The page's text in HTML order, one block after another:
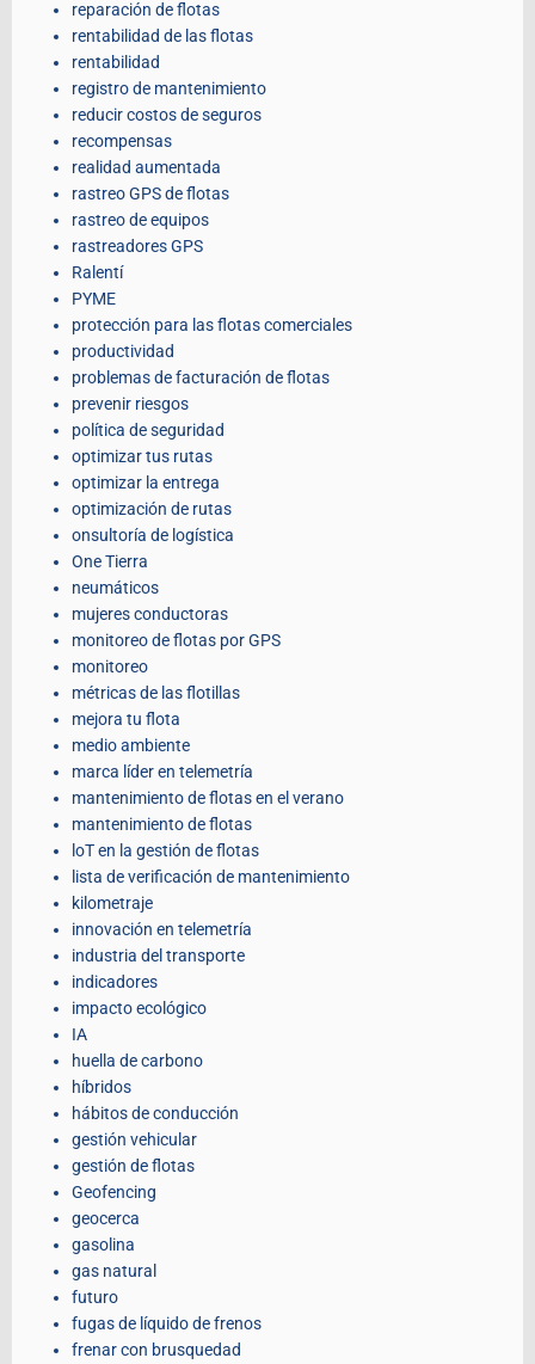
reparación de flotas
rentabilidad de las flotas
rentabilidad
registro de mantenimiento
reducir costos de seguros
recompensas
realidad aumentada
rastreo GPS de flotas
rastreo de equipos
rastreadores GPS
Ralentí
PYME
protección para las flotas comerciales
productividad
problemas de facturación de flotas
prevenir riesgos
política de seguridad
optimizar tus rutas
optimizar la entrega
optimización de rutas
onsultoría de logística
One Tierra
neumáticos
mujeres conductoras
monitoreo de flotas por GPS
monitoreo
métricas de las flotillas
mejora tu flota
medio ambiente
marca líder en telemetría
mantenimiento de flotas en el verano
mantenimiento de flotas
loT en la gestión de flotas
lista de verificación de mantenimiento
kilometraje
innovación en telemetría
industria del transporte
indicadores
impacto ecológico
IA
huella de carbono
híbridos
hábitos de conducción
gestión vehicular
gestión de flotas
Geofencing
geocerca
gasolina
gas natural
futuro
fugas de líquido de frenos
frenar con brusquedad